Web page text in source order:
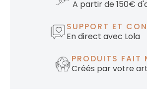
A partir de 150€
SUPPORT ET
En direct avec Lola
PRODUITS FAIT
Créés par votre